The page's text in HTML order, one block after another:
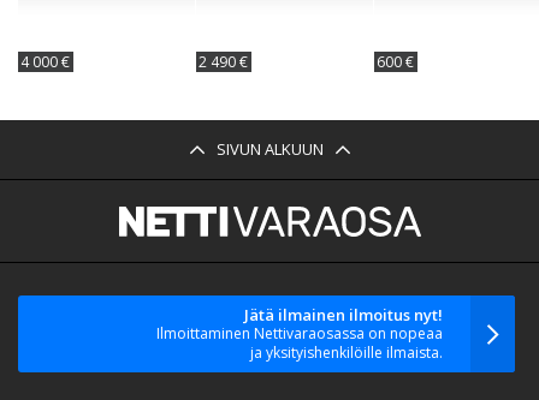
4 000 € 2 490 € 600 €
SIVUN ALKUUN
Jätä ilmainen ilmoitus nyt!
Ilmoittaminen Nettivaraosassa on nopeaa
ja yksityishenkilöille ilmaista.